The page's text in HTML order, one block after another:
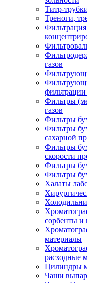
Титр-
Треноги,
газов
Фильтры
газов
Фильтры
Фильтры
сахарной
Фильтры
скорости
Фильтры
Фильтры
Халаты
сорбенты и
материалы
расходные
Цилиндры
Чаши